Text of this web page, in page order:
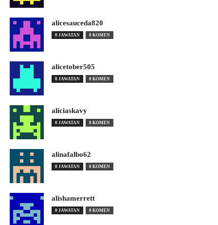
alicesauceda820
0 JAWATAN 0 KOMEN
alicetober505
0 JAWATAN 0 KOMEN
aliciaskavy
0 JAWATAN 0 KOMEN
alinafalbo62
0 JAWATAN 0 KOMEN
alishamerrett
0 JAWATAN 0 KOMEN